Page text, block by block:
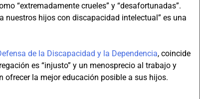
“extremadamente crueles” y “desafortunadas”.
nuestros hijos con discapacidad intelectual” es una
de la Discapacidad y la Dependencia, coincide
es “injusto” y un menosprecio al trabajo y
la mejor educación posible a sus hijos.